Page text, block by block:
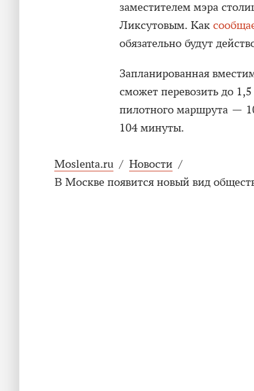
заместителем мэра
Ликсутовым. Как
обязательно будут
Запланированная
сможет перевозить до
пилотного маршрута —
104 минуты.
Moslenta.ru / Новости /
В Москве появится новый вид